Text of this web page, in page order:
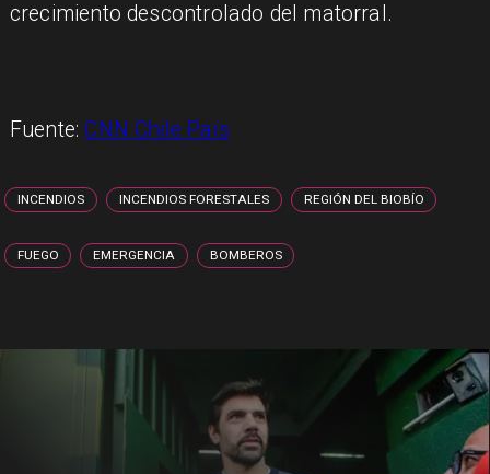
crecimiento descontrolado del matorral.
Fuente:CNN Chile País
INCENDIOS INCENDIOS FORESTALES REGIÓN DEL BIOBÍO
FUEGO EMERGENCIA BOMBEROS